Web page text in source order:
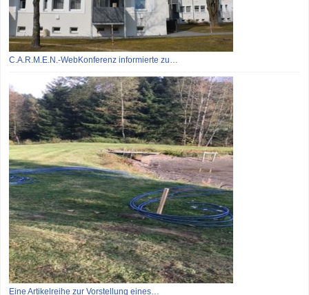
C.A.R.M.E.N.-WebKonferenz informierte zu…
Eine Artikelreihe zur Vorstellung eines…